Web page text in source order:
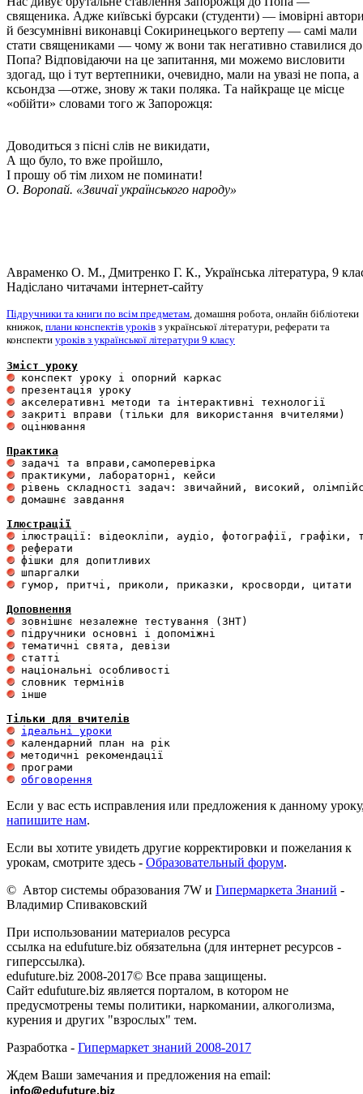
священика. Адже київські бурсаки (студенти) — імовірні
й безсумнівні виконавці Сокиринецького вертепу — самі мали
стати священиками — чому ж вони так негативно ставилися до
Попа? Відповідаючи на це запитання, ми можемо висловити
здогад, що і тут вертепники, очевидно, мали на увазі не попа, а
ксьондза —отже, знову ж таки поляка. Та найкраще це місце
«обійти» словами того ж Запорожця:
Доводиться з пісні слів не викидати,
А що було, то вже пройшло,
І прошу об тім лихом не поминати!
О. Воропай. «Звичаї українського народу»
Авраменко О. М., Дмитренко Г. К., Українська література, 9
Надіслано читачами інтернет-сайту
Підручники та книги по всім предметам, домашня робота, онлайн бібліотеки
книжок, плани конспектів уроків з української літератури, реферати та
конспекти уроків з української літератури 9 класу
Зміст уроку
оцінювання
Практика
домашнє завдання
Ілюстрації
гумор, притчі, приколи, приказки, кросворди, цитати
Доповнення
інше
Тільки для вчителів
ідеальні уроки
обговорення
Если у вас есть исправления или предложения к данному
напишите нам.
Если вы хотите увидеть другие корректировки и пожелания к
урокам, смотрите здесь - Образовательный форум.
© Автор системы образования 7W и Гипермаркета Знаний -
Владимир Спиваковский
При использовании материалов ресурса
ссылка на edufuture.biz обязательна (для интернет ресурсов -
гиперссылка).
edufuture.biz 2008-2017© Все права защищены.
Сайт edufuture.biz является порталом, в котором не
предусмотрены темы политики, наркомании, алкоголизма,
курения и других "взрослых" тем.
Разработка - Гипермаркет знаний 2008-2017
Ждем Ваши замечания и предложения на email: